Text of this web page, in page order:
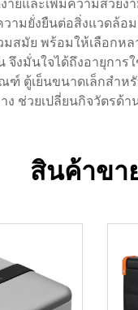
ยและเพิ่มความสวย
ามยั่งยืนต่อสิ่งแวดล้
มัย พร้อมให้เลือกห
งมั่นใจได้ถึงอายุกา
ฑ์ ตู้เย็นขนาดเล็กส
ง ช่วยเปลี่ยนกิจวัตร
สินค้าขา